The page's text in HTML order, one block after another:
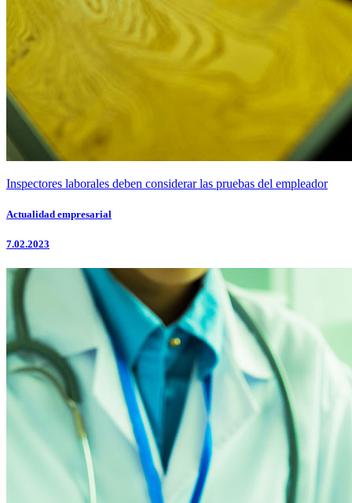
Inspectores laborales deben considerar las pruebas del empleador
Actualidad empresarial
7.02.2023